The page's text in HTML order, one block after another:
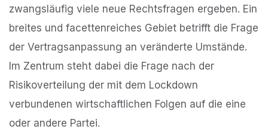
zwangsläufig viele neue Rechtsfragen ergeben. Ein
breites und facettenreiches Gebiet betrifft die Frage
der Vertragsanpassung an veränderte Umstände.
Im Zentrum steht dabei die Frage nach der
Risikoverteilung der mit dem Lockdown
verbundenen wirtschaftlichen Folgen auf die eine
oder andere Partei.